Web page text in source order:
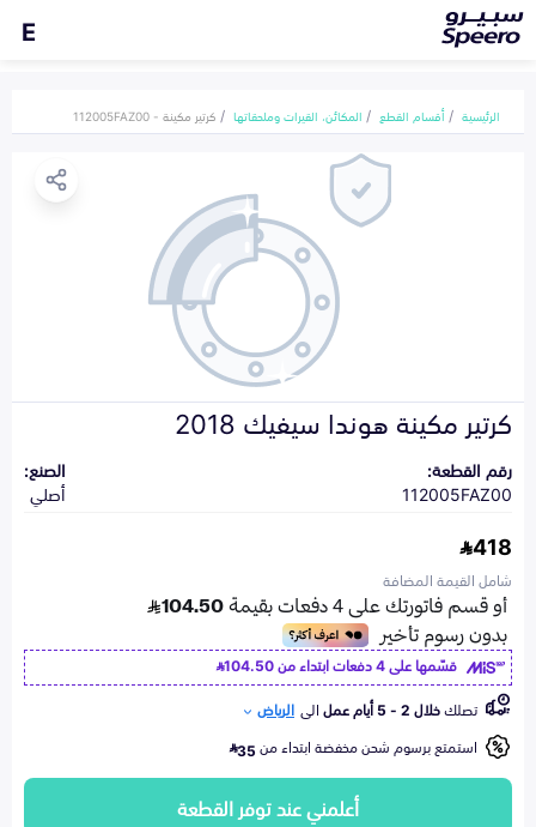
E
الرئيسية أقسام القطع المكائن، القيرات وملحقاتها كرتير مكينة - 112005FAZ00
كرتير مكينة هوندا سيفيك 2018
رقم القطعة:
112005FAZ00
الصنع:
أصلي
418
شامل القيمة المضافة
قسّمها على 4 دفعات ابتداء من
104.50
تصلكخلال 2 - 5 أيام عمل الى الرياض
استمتع برسوم شحن مخفضة ابتداء من35
أعلمني عند توفر القطعة